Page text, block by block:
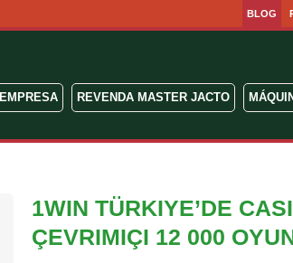
BLOG
EMPRESA REVENDA MASTER JACTO
1WIN TÜRKIYE’DE
ÇEVRIMIÇI 12 000